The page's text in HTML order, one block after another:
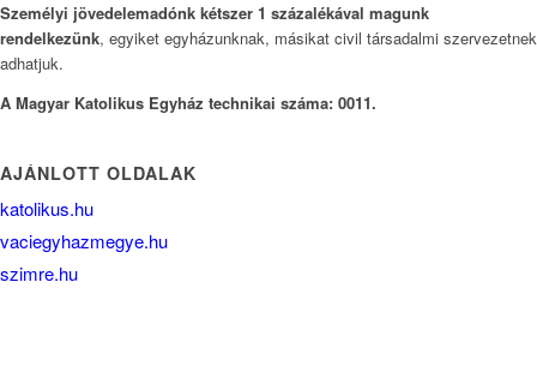
Személyi jövedelemadónk kétszer 1 százalékával magunk
rendelkezünk, egyiket egyházunknak, másikat civil társadalmi szervezetnek
adhatjuk.
A Magyar Katolikus Egyház technikai száma: 0011.
AJÁNLOTT OLDALAK
katolikus.hu
vaciegyhazmegye.hu
szimre.hu